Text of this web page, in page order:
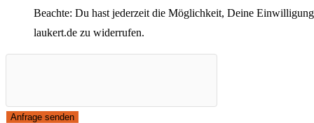
Beachte: Du hast jederzeit die Möglichkeit, Deine
laukert.de zu widerrufen.
Anfrage senden